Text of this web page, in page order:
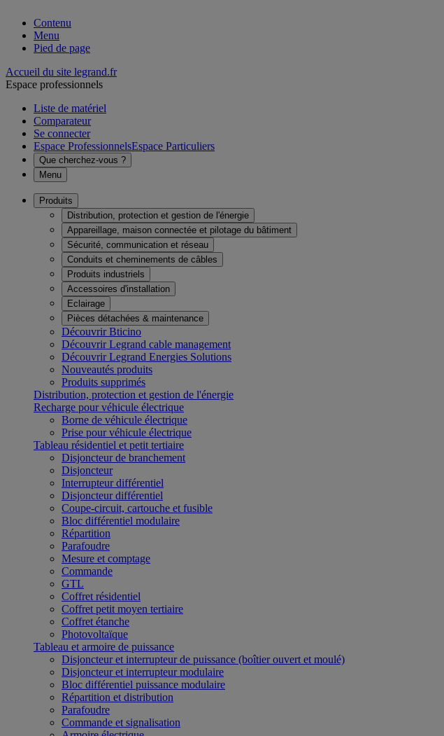
Contenu
Menu
Pied de page
Accueil du site legrand.fr
Espace professionnels
Liste de matériel
Comparateur
Se connecter
Espace ProfessionnelsEspace Particuliers
Que cherchez-vous ?
Menu
Produits
Distribution, protection et gestion de l'énergie
Appareillage, maison connectée et pilotage du bâtiment
Sécurité, communication et réseau
Conduits et cheminements de câbles
Produits industriels
Accessoires d'installation
Eclairage
Pièces détachées & maintenance
Découvrir Bticino
Découvrir Legrand cable management
Découvrir Legrand Energies Solutions
Nouveautés produits
Produits supprimés
Distribution, protection et gestion de l'énergie
Recharge pour véhicule électrique
Borne de véhicule électrique
Prise pour véhicule électrique
Tableau résidentiel et petit tertiaire
Disjoncteur de branchement
Disjoncteur
Interrupteur différentiel
Disjoncteur différentiel
Coupe-circuit, cartouche et fusible
Bloc différentiel modulaire
Répartition
Parafoudre
Mesure et comptage
Commande
GTL
Coffret résidentiel
Coffret petit moyen tertiaire
Coffret étanche
Photovoltaïque
Tableau et armoire de puissance
Disjoncteur et interrupteur de puissance (boîtier ouvert et moulé)
Disjoncteur et interrupteur modulaire
Bloc différentiel puissance modulaire
Répartition et distribution
Parafoudre
Commande et signalisation